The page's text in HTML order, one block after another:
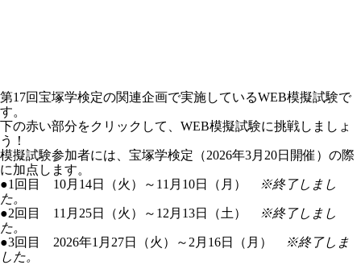
第17回宝塚学検定の関連企画で実施しているWEB模擬試験で
す。
下の赤い部分をクリックして、WEB模擬試験に挑戦しましょ
う！
模擬試験参加者には、宝塚学検定（2026年3月20日開催）の際
に加点します。
●1回目 10月14日（火）～11月10日（月）
※終了しまし
た。
●2回目 11月25日（火）～12月13日（土）
※終了しまし
た。
●3回目 2026年1月27日（火）～2月16日（月）
※終了しま
した。